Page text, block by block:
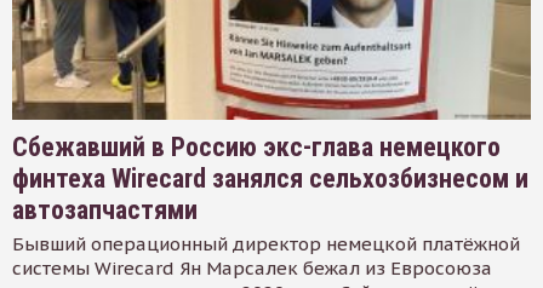
Сбежавший в Россию экс-глава немецкого
финтеха Wirecard занялся сельхозбизнесом и
автозапчастями
Бывший операционный директор немецкой платёжной
системы Wirecard Ян Марсалек бежал из Евросоюза